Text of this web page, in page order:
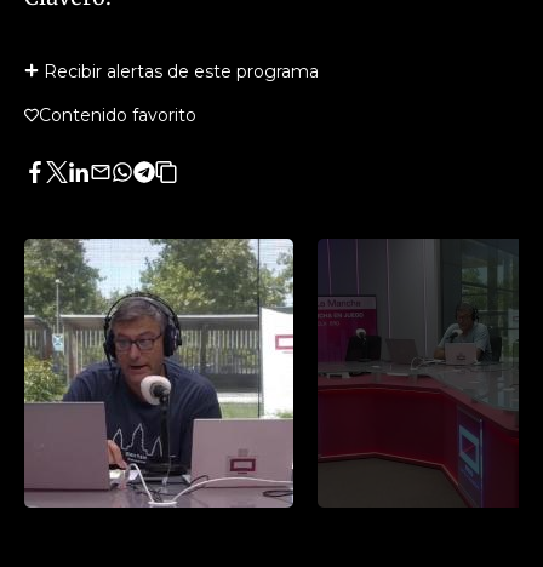
Recibir alertas de este programa
Contenido favorito
Facebook
Twitter
LinkedIn
Enviar
Whatsapp
Telegram
Copiar
artículo